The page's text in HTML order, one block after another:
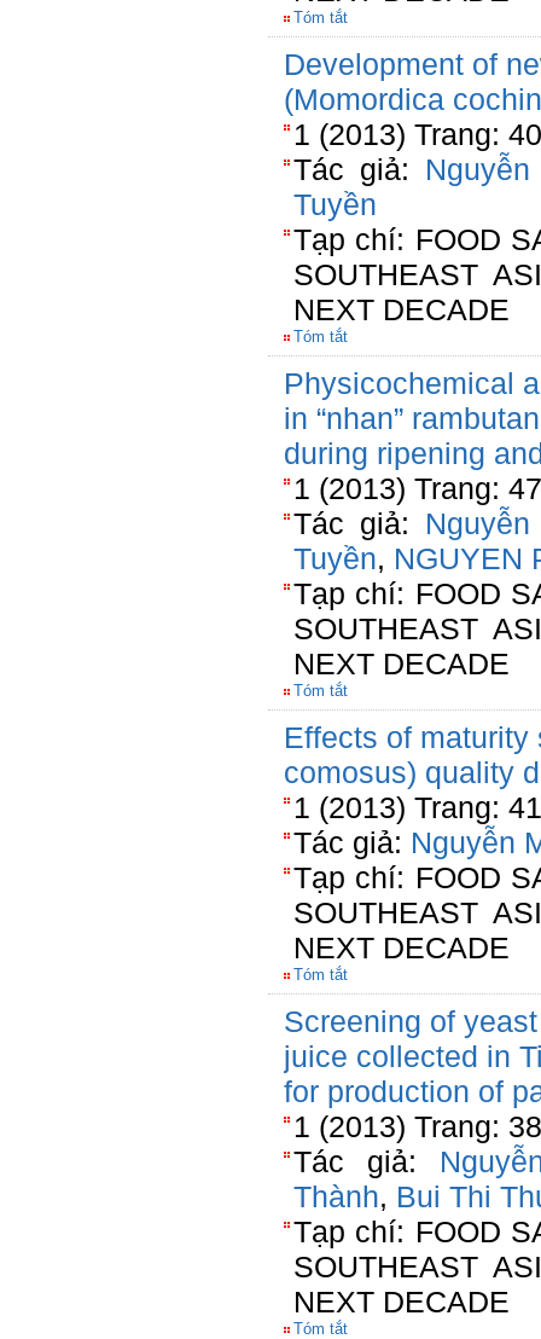
Tóm tắt
Development of
(Momordica
1 (2013) Trang:
Tác giả:
Tuyền
Tạp chí: FOOD
SOUTHEAST
NEXT DECADE
Tóm tắt
Physicochemical
in “nhan”
during ripening
1 (2013) Trang:
Tác giả:
Tuyền, NGUYEN
Tạp chí: FOOD
SOUTHEAST
NEXT DECADE
Tóm tắt
Effects of
comosus) quality
1 (2013) Trang:
Tác giả: Nguyễn
Tạp chí: FOOD
SOUTHEAST
NEXT DECADE
Tóm tắt
Screening of
juice collected in
for production of
1 (2013) Trang:
Tác giả:
Thành, Bui Thi
Tạp chí: FOOD
SOUTHEAST
NEXT DECADE
Tóm tắt